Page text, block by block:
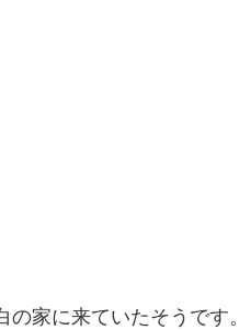
家に来ていたそうです。